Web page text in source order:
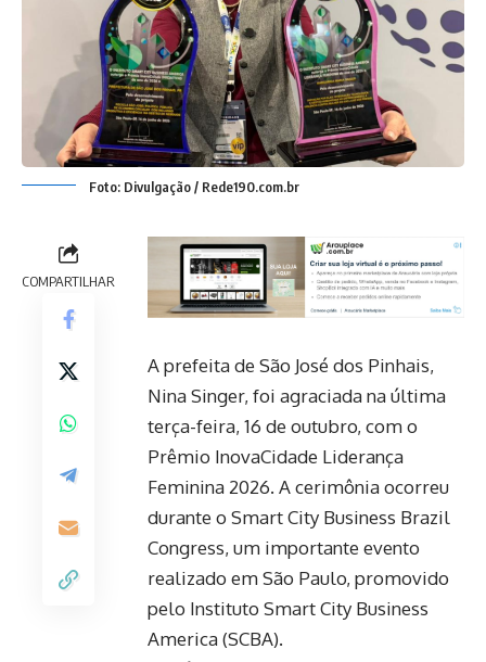
Foto: Divulgação / Rede190.com.br
COMPARTILHAR
A prefeita de São José dos Pinhais,
Nina Singer, foi agraciada na última
terça-feira, 16 de outubro, com o
Prêmio InovaCidade Liderança
Feminina 2026. A cerimônia ocorreu
durante o Smart City Business Brazil
Congress, um importante evento
realizado em São Paulo, promovido
pelo Instituto Smart City Business
America (SCBA).